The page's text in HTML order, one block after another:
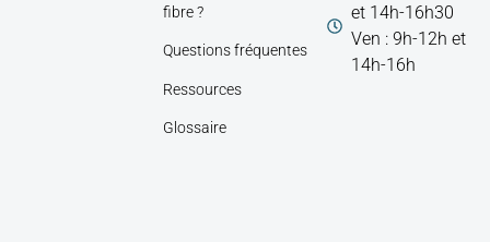
fibre ?
Questions fréquentes
Ressources
Glossaire
et 14h-16h30
Ven : 9h-12h et
14h-16h